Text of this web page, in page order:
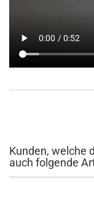
Kunden, welche
auch folgende